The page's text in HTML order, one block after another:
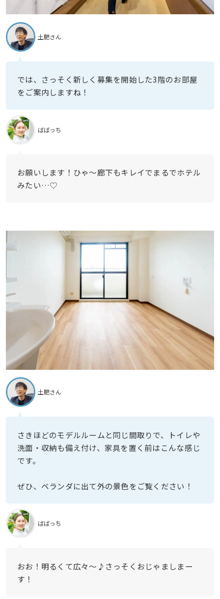
土肥さん
では、さっそく新しく募集を開始した3階のお部屋
をご案内しますね！
ばばっち
お願いします！ひゃ〜廊下もキレイでまるでホテル
みたい…♡
土肥さん
さきほどのモデルルームと同じ間取りで、トイレや
洗面・収納も備え付け、家具を置く前はこんな感じ
です。
ぜひ、ベランダに出て外の景色をご覧ください！
ばばっち
おお！明るくて広々〜♪さっそくおじゃましまー
す！